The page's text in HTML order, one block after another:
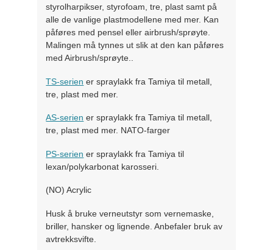
styrolharpikser, styrofoam, tre, plast samt på
alle de vanlige plastmodellene med mer. Kan
påføres med pensel eller airbrush/sprøyte.
Malingen må tynnes ut slik at den kan påføres
med Airbrush/sprøyte..
TS-serien er spraylakk fra Tamiya til metall,
tre, plast med mer.
AS-serien er spraylakk fra Tamiya til metall,
tre, plast med mer. NATO-farger
PS-serien er spraylakk fra Tamiya til
lexan/polykarbonat karosseri.
(NO) Acrylic
Husk å bruke verneutstyr som vernemaske,
briller, hansker og lignende. Anbefaler bruk av
avtrekksvifte.